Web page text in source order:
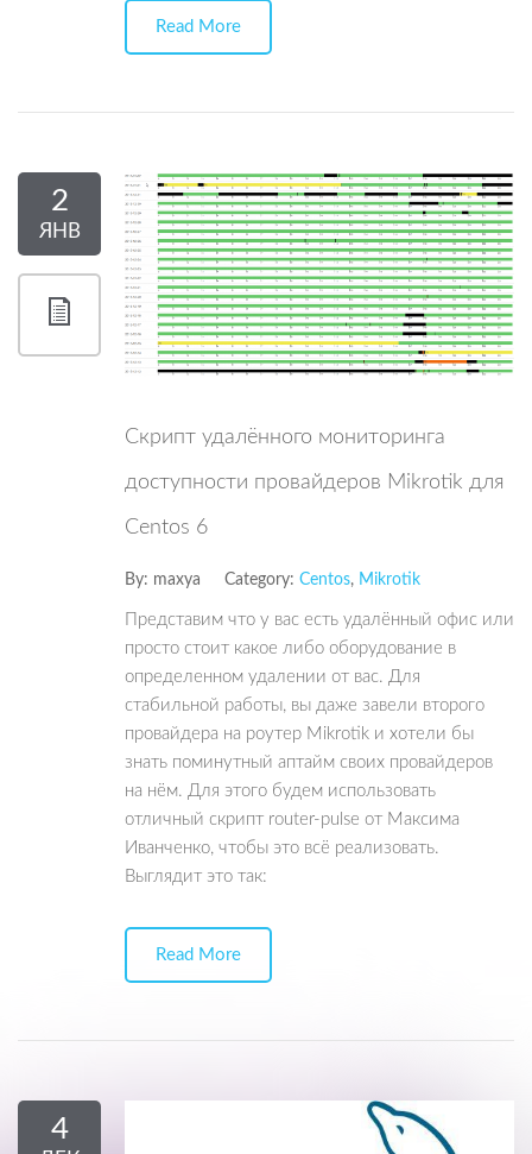
Read More
2
ЯНВ
Скрипт удалённого мониторинга
доступности провайдеров Mikrotik для
Centos 6
By: maxya Category: Centos, Mikrotik
Представим что у вас есть удалённый офис или
просто стоит какое либо оборудование в
определенном удалении от вас. Для
стабильной работы, вы даже завели второго
провайдера на роутер Mikrotik и хотели бы
знать поминутный аптайм своих провайдеров
на нём. Для этого будем использовать
отличный скрипт router-pulse от Максима
Иванченко, чтобы это всё реализовать.
Выглядит это так:
Read More
4